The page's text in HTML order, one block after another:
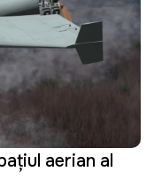
aerian al